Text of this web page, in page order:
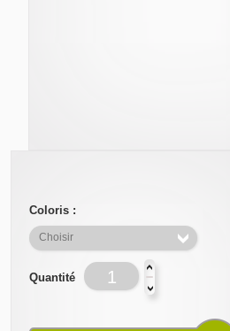
Coloris :
Quantité